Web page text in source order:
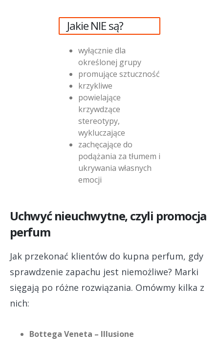
Jakie NIE są?
wyłącznie dla
określonej grupy
promujące sztuczność
krzykliwe
powielające
krzywdzące
stereotypy,
wykluczające
zachęcające do
podążania za tłumem i
ukrywania własnych
emocji
Uchwyć nieuchwytne, czyli promocja
perfum
Jak przekonać klientów do kupna perfum, gdy
sprawdzenie zapachu jest niemożliwe? Marki
sięgają po różne rozwiązania. Omówmy kilka z
nich:
Bottega Veneta – Illusione